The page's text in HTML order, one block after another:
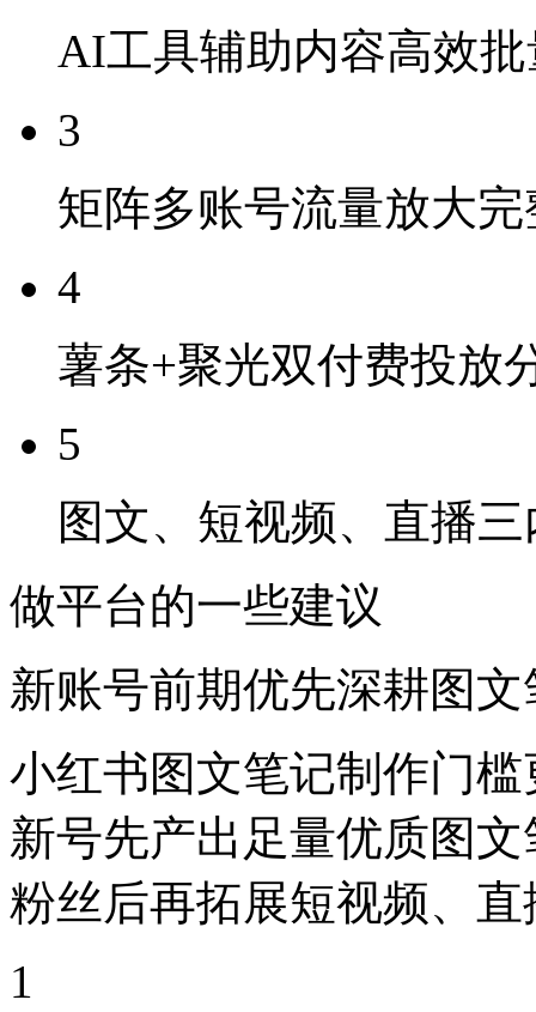
AI工具辅助内容高效
3
矩阵多账号流量放大
4
薯条+聚光双付费投放
5
图文、短视频、直播
做平台的一些建议
新账号前期优先深耕图
小红书图文笔记制作门
新号先产出足量优质图
粉丝后再拓展短视频、
1